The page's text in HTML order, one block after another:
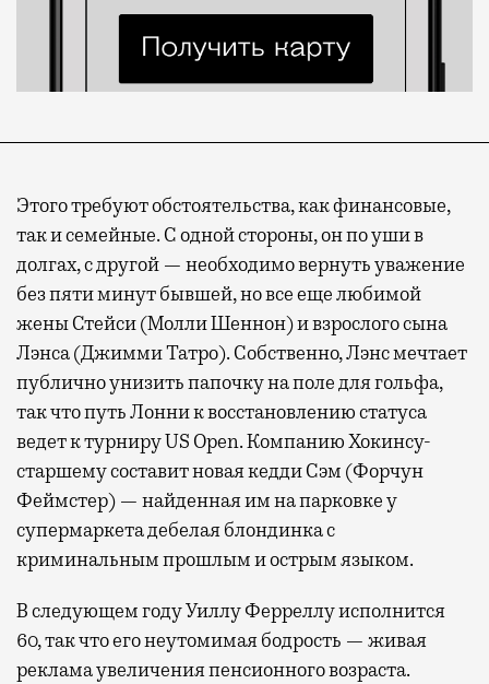
Этого требуют обстоятельства, как финансовые,
так и семейные. С одной стороны, он по уши в
долгах, с другой — необходимо вернуть уважение
без пяти минут бывшей, но все еще любимой
жены Стейси (Молли Шеннон) и взрослого сына
Лэнса (Джимми Татро). Собственно, Лэнс мечтает
публично унизить папочку на поле для гольфа,
так что путь Лонни к восстановлению статуса
ведет к турниру US Open. Компанию Хокинсу-
старшему составит новая кедди Сэм (Форчун
Феймстер) — найденная им на парковке у
супермаркета дебелая блондинка с
криминальным прошлым и острым языком.
В следующем году Уиллу Ферреллу исполнится
60, так что его неутомимая бодрость — живая
реклама увеличения пенсионного возраста.